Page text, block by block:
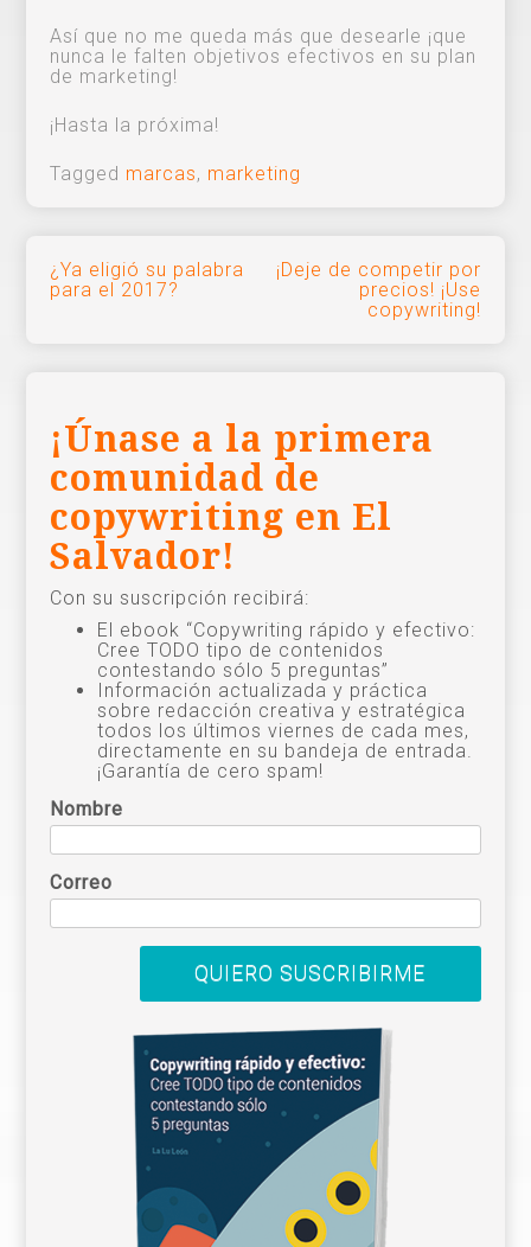
Así que no me queda más que desearle ¡que
nunca le falten objetivos efectivos en su plan
de marketing!
¡Hasta la próxima!
Tagged marcas, marketing
Navegación
¿Ya eligió su palabra
para el 2017?
¡Deje de competir por
precios! ¡Use
copywriting!
¡Únase a la primera
comunidad de
copywriting en El
Salvador!
Con su suscripción recibirá:
El ebook “Copywriting rápido y efectivo:
Cree TODO tipo de contenidos
contestando sólo 5 preguntas”
Información actualizada y práctica
sobre redacción creativa y estratégica
todos los últimos viernes de cada mes,
directamente en su bandeja de entrada.
¡Garantía de cero spam!
Nombre
Correo